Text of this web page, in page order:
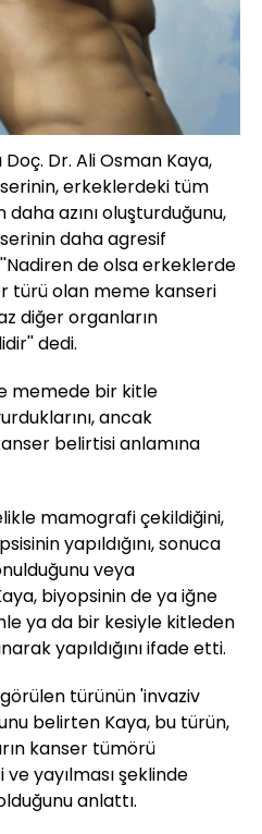
Dr. Ali Osman Kaya,
erkeklerdeki tüm
azını oluşturduğunu,
daha agresif
de olsa erkeklerde
türü olan meme kanseri
diğer organların
dedi.
memede bir kitle
ancak
belirtisi anlamına
mamografi çekildiğini,
yapıldığını, sonuca
veya
biyopsinin de ya iğne
ya da bir kesiyle kitleden
yapıldığını ifade etti.
türünün 'invaziv
belirten Kaya, bu türün,
kanser tümörü
yayılması şeklinde
anlattı.